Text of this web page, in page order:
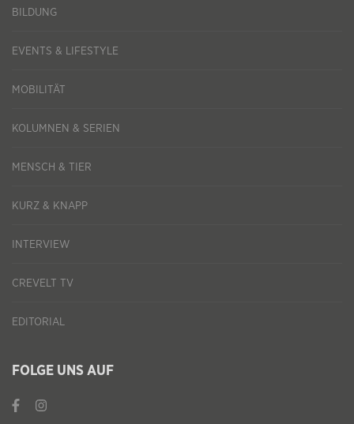
BILDUNG
EVENTS & LIFESTYLE
MOBILITÄT
KOLUMNEN & SERIEN
MENSCH & TIER
KURZ & KNAPP
INTERVIEW
CREVELT TV
EDITORIAL
FOLGE UNS AUF